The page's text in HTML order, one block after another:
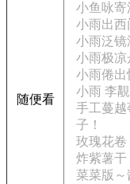
随便看
小鱼咏寄
小雨出西
小雨泛镜
小雨极凉
小雨倦出
小雨 李覯
手工蔓越
子！
玫瑰花卷
炸紫薯干
菜菜版～